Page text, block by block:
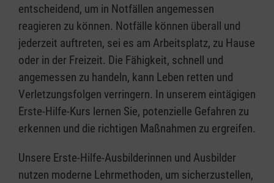
entscheidend, um in Notfällen angemessen
reagieren zu können. Notfälle können überall und
jederzeit auftreten, sei es am Arbeitsplatz, zu Hause
oder in der Freizeit. Die Fähigkeit, schnell und
angemessen zu handeln, kann Leben retten und
Verletzungsfolgen verringern. In unserem eintägigen
Erste-Hilfe-Kurs lernen Sie, potenzielle Gefahren zu
erkennen und die richtigen Maßnahmen zu ergreifen.
Unsere Erste-Hilfe-Ausbilderinnen und Ausbilder
nutzen moderne Lehrmethoden, um sicherzustellen,